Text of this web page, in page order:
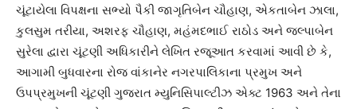
ચૂંટાયેલા વિપક્ષના સભ્યો પૈકી જાગૃતિબેન ચૌહાણ, એકતાબેન ઝાલા,
કુલસુમ તરીયા, અશરફ ચૌહાણ, મહંમદભાઈ રાઠોડ અને જલ્પાબેન
સુરેલા દ્વારા ચૂંટણી અધિકારીને લેખિત રજૂઆત કરવામાં આવી છે કે,
આગામી બુધવારના રોજ વાંકાનેર નગરપાલિકાના પ્રમુખ અને
ઉપપ્રમુખની ચૂંટણી ગુજરાત મ્યુનિસિપાલ્ટીઝ એક્ટ 1963 અને તેના